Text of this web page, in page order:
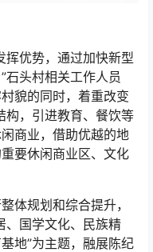
挥优势，通过加快新型
石头村相关工作人员
貌的同时，着重改变
构，引进教育、餐饮等
商业，借助优越的地
要休闲商业区、文化
体规划和综合提升，
、国学文化、民族精
地”为主题，融展陈纪